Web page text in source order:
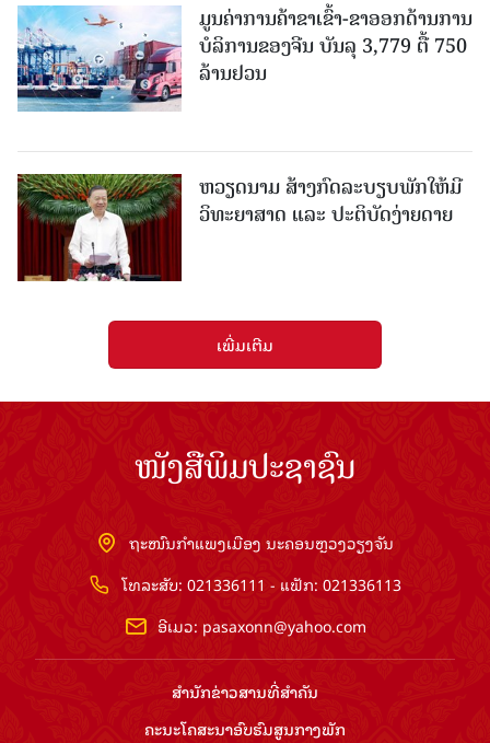
ມູນຄ່າການຄ້າຂາເຂົ້າ-ຂາອອກດ້ານການ
ບໍລິການຂອງຈີນ ບັນລຸ 3,779 ຕື້ 750
ລ້ານຢວນ
ຫວຽດນາມ ສ້າງກົດລະບຽບພັກໃຫ້ມີ
ວິທະຍາສາດ ແລະ ປະຕິບັດງ່າຍດາຍ
ເພີ່ມເຕີມ
ໜັງສືພິມປະຊາຊົນ
ຖະໜົນກຳແພງເມືອງ ນະຄອນຫຼວງວຽງຈັນ
ໂທລະສັບ: 021336111 - ແຟັກ: 021336113
ອີເມວ: pasaxonn@yahoo.com
ສຳ​ນັກ​ຂ່າວ​ສານ​ທີ່​ສຳ​ຄັນ​
ຄະນະໂຄສະນາອົບຮົມ​ສູນ​ກາງ​ພັກ